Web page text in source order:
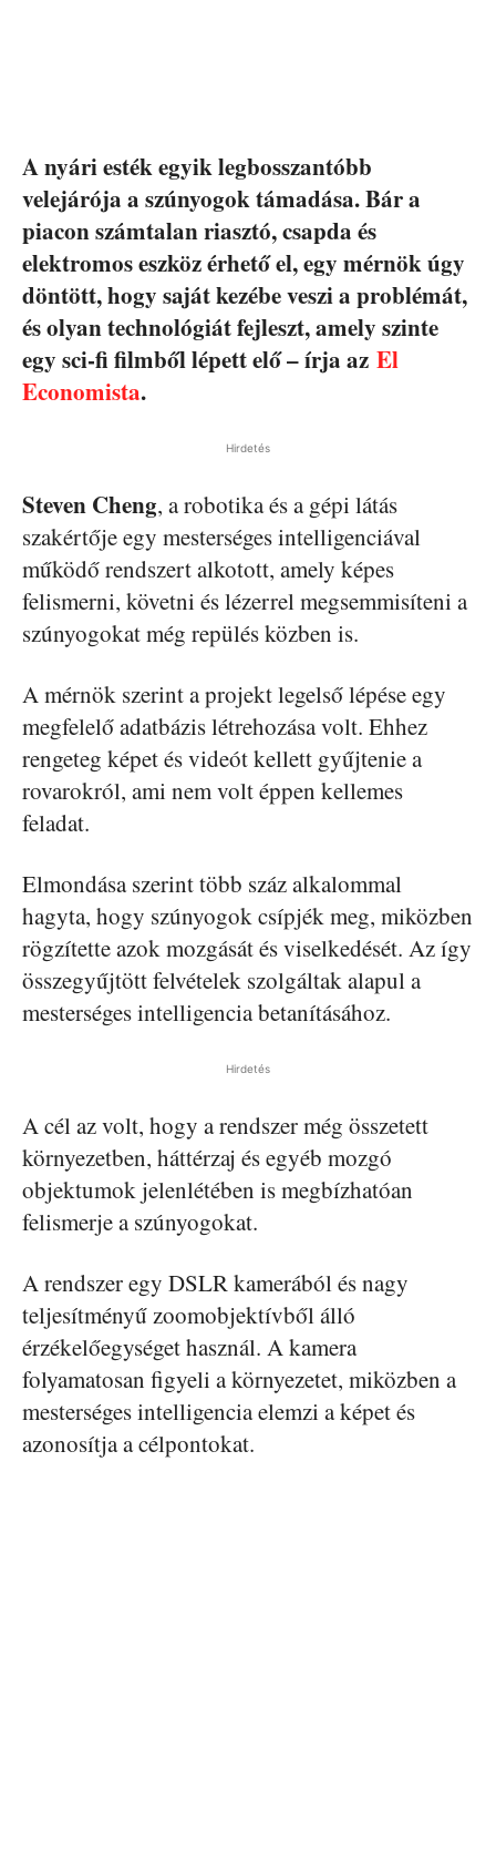
A nyári esték egyik legbosszantóbb
velejárója a szúnyogok támadása. Bár a
piacon számtalan riasztó, csapda és
elektromos eszköz érhető el, egy mérnök úgy
döntött, hogy saját kezébe veszi a problémát,
és olyan technológiát fejleszt, amely szinte
egy sci-fi filmből lépett elő – írja az El
Economista.
Hirdetés
Steven Cheng, a robotika és a gépi látás
szakértője egy mesterséges intelligenciával
működő rendszert alkotott, amely képes
felismerni, követni és lézerrel megsemmisíteni a
szúnyogokat még repülés közben is.
A mérnök szerint a projekt legelső lépése egy
megfelelő adatbázis létrehozása volt. Ehhez
rengeteg képet és videót kellett gyűjtenie a
rovarokról, ami nem volt éppen kellemes
feladat.
Elmondása szerint több száz alkalommal
hagyta, hogy szúnyogok csípjék meg, miközben
rögzítette azok mozgását és viselkedését. Az így
összegyűjtött felvételek szolgáltak alapul a
mesterséges intelligencia betanításához.
Hirdetés
A cél az volt, hogy a rendszer még összetett
környezetben, háttérzaj és egyéb mozgó
objektumok jelenlétében is megbízhatóan
felismerje a szúnyogokat.
A rendszer egy DSLR kamerából és nagy
teljesítményű zoomobjektívből álló
érzékelőegységet használ. A kamera
folyamatosan figyeli a környezetet, miközben a
mesterséges intelligencia elemzi a képet és
azonosítja a célpontokat.